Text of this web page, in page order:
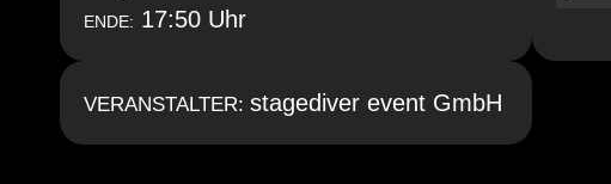
ENDE: 17:50 Uhr
VERANSTALTER: stagediver event GmbH